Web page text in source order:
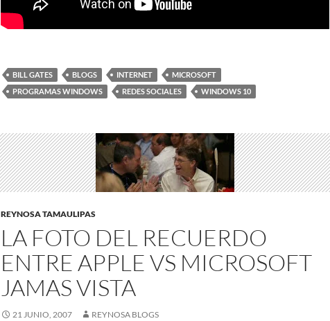
BILL GATES BLOGS INTERNET
MICROSOFT
PROGRAMAS WINDOWS
REDES SOCIALES WINDOWS 10
REYNOSA TAMAULIPAS
LA FOTO DEL RECUERDO
ENTRE APPLE VS MICROSOFT
JAMAS VISTA
21 JUNIO, 2007 REYNOSA BLOGS